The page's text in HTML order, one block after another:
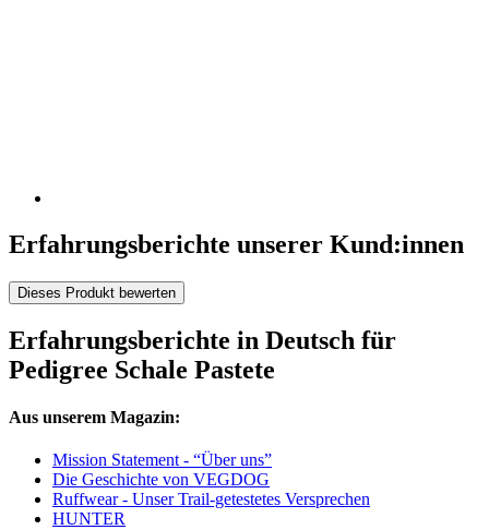
Erfahrungsberichte unserer Kund:innen
Dieses Produkt bewerten
Erfahrungsberichte in Deutsch für
Pedigree Schale Pastete
Aus unserem Magazin:
Mission Statement - “Über uns”
Die Geschichte von VEGDOG
Ruffwear - Unser Trail-getestetes Versprechen
HUNTER